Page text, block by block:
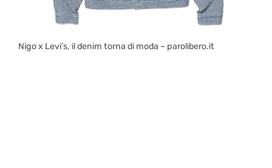
Nigo x Levi’s, il denim torna di moda – parolibero.it